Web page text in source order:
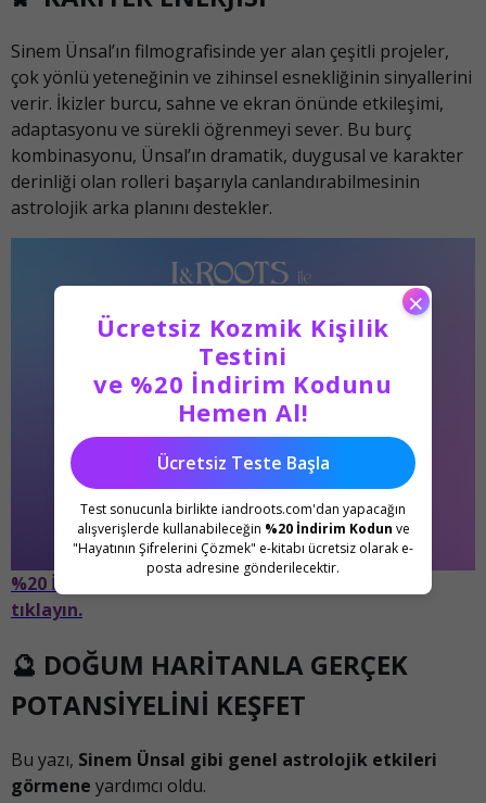
×
Ücretsiz Kozmik Kişilik
Testini
ve %20 İndirim Kodunu
Hemen Al!
Ücretsiz Teste Başla
Test sonucunla birlikte iandroots.com'dan yapacağın
alışverişlerde kullanabileceğin %20 İndirim Kodun ve
"Hayatının Şifrelerini Çözmek" e-kitabı ücretsiz olarak e-
posta adresine gönderilecektir.
Sinem Ünsal’ın filmografisinde yer alan çeşitli projeler,
çok yönlü yeteneğinin ve zihinsel esnekliğinin sinyallerini
verir. İkizler burcu, sahne ve ekran önünde etkileşimi,
adaptasyonu ve sürekli öğrenmeyi sever. Bu burç
kombinasyonu, Ünsal’ın dramatik, duygusal ve karakter
derinliği olan rolleri başarıyla canlandırabilmesinin
astrolojik arka planını destekler.
%20 İndirim Kuponunu kullanmak için hemen
tıklayın.
🔮 DOĞUM HARİTANLA GERÇEK
POTANSİYELİNİ KEŞFET
Bu yazı, Sinem Ünsal gibi genel astrolojik etkileri
görmene yardımcı oldu.